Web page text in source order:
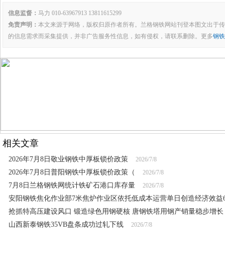
信息监督： 马力 010-63967913 13811615299
免责声明： 本文来源于网络，版权归原作者所有。兰格钢铁网站刊登本图文出于
的信息需求而采集提供，并非广告服务性信息，如有侵权，请联系删除。更多钢
相关文章
2026年7月8日敬业钢铁中厚板锁价政策 2026/7/8
2026年7月8日普阳钢铁中厚板锁价政策（ 2026/7/8
7月8日兰格钢铁网统计铁矿石港口库存量 2026/7/8
安阳钢铁焦化作业部7米焦炉作业区依托低成本运营单日创造经济效益
抢抓特高压建设风口 锻造绿色用钢硬核 唐钢铁塔用钢产销量稳步增长
山西新泰钢铁35VB盘条成功过轧下线
2026/7/8